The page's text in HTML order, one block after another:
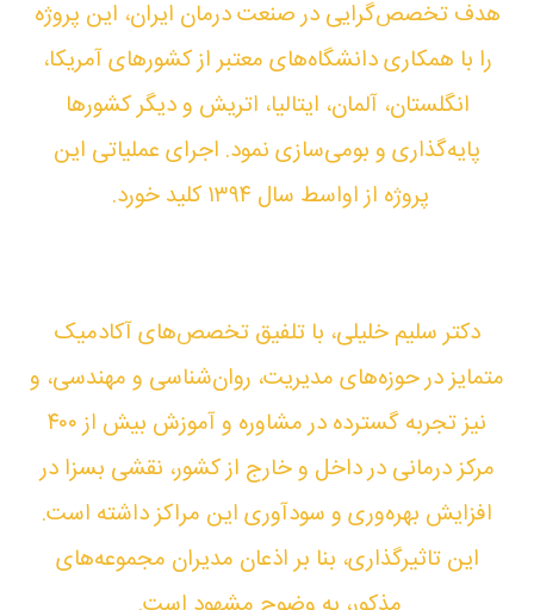
هدف تخصص‌گرایی در صنعت درمان ایران، این پروژه
را با همکاری دانشگاه‌های معتبر از کشورهای آمریکا،
انگلستان، آلمان، ایتالیا، اتریش و دیگر کشورها
پایه‌گذاری و بومی‌سازی نمود. اجرای عملیاتی این
پروژه از اواسط سال ۱۳۹۴ کلید خورد.
دکتر سلیم خلیلی، با تلفیق تخصص‌های آکادمیک
متمایز در حوزه‌های مدیریت، روان‌شناسی و مهندسی، و
نیز تجربه گسترده در مشاوره و آموزش بیش از ۴۰۰
مرکز درمانی در داخل و خارج از کشور، نقشی بسزا در
افزایش بهره‌وری و سودآوری این مراکز داشته است.
این تاثیرگذاری، بنا بر اذعان مدیران مجموعه‌های